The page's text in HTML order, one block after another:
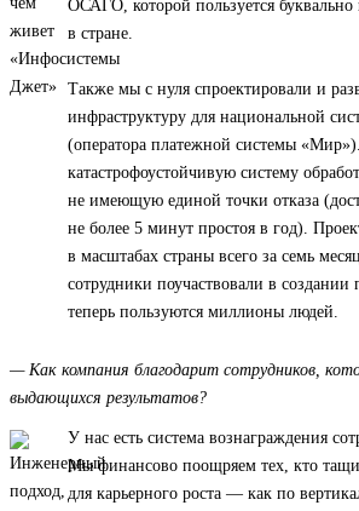
ОСАГО, которой пользуется
в стране.
Также мы с нуля спроектировали и
инфраструктуру для национальной
(оператора платежной системы
катастрофоустойчивую систему
не имеющую единой точки отказа
не более 5 минут простоя в год).
в масштабах страны всего за семь
сотрудники поучаствовали в создании
теперь пользуются миллионы людей.
— Как компания благодарит сотрудников,
выдающихся результатов?
У нас есть система вознаграждения
Мы финансово поощряем тех, кто
для карьерного роста — как по